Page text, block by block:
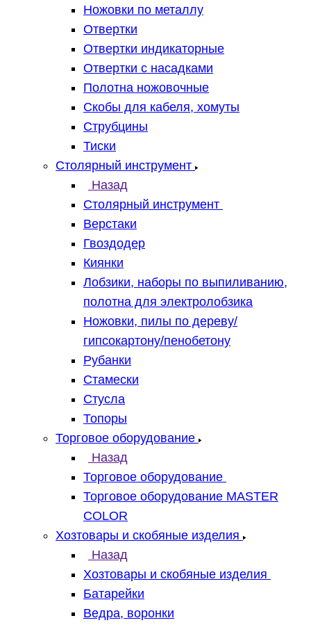
Ножовки по металлу
Отвертки
Отвертки индикаторные
Отвертки с насадками
Полотна ножовочные
Скобы для кабеля, хомуты
Струбцины
Тиски
Столярный инструмент
Назад
Столярный инструмент
Верстаки
Гвоздодер
Киянки
Лобзики, наборы по выпиливанию,
полотна для электролобзика
Ножовки, пилы по дереву/
гипсокартону/пенобетону
Рубанки
Стамески
Стусла
Топоры
Торговое оборудование
Назад
Торговое оборудование
Торговое оборудование MASTER
COLOR
Хозтовары и скобяные изделия
Назад
Хозтовары и скобяные изделия
Батарейки
Ведра, воронки